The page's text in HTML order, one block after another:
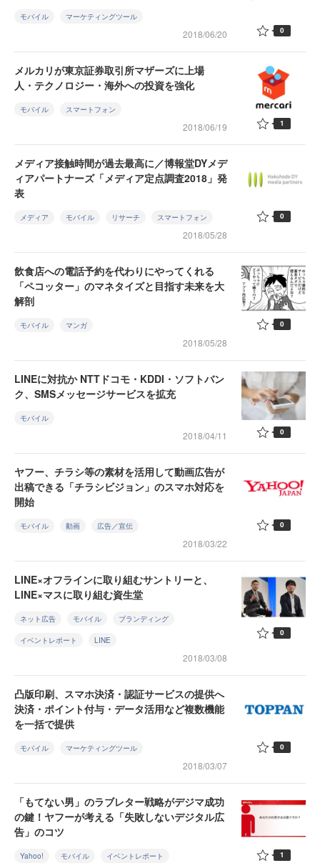
モバイル マーケティングツール
2018/06/20 0
メルカリが東京証券取引所マザーズに上場
人・テクノロジー・海外への投資を強化
モバイル スマートフォン
2018/06/19 1
メディア接触時間が過去最高に／博報堂DYメデ
ィアパートナーズ「メディア定点調査2018」発
表
メディア モバイル リサーチ スマートフォン
2018/05/28
0
飲食店への電話予約を代わりにやってくれる
「ペコッター」のマネタイズと目指す未来を大
解剖
モバイル マンガ
2018/05/28
0
LINEに対抗か NTTドコモ・KDDI・ソフトバン
ク、SMSメッセージサービスを拡充
モバイル
2018/04/11 0
ヤフー、チラシ等の素材を活用して動画広告が
出稿できる「チラシビジョン」のスマホ対応を
開始
モバイル 動画 広告／宣伝
2018/03/22
0
LINE×オフラインに取り組むサントリーと、
LINE×マスに取り組む資生堂
ネット広告 モバイル ブランディング
イベントレポート LINE
2018/03/08
0
凸版印刷、スマホ決済・認証サービスの提供へ
決済・ポイント付与・データ活用など複数機能
を一括で提供
モバイル マーケティングツール
2018/03/07
0
「もてない男」のラブレター戦略がデジマ成功
の鍵！ヤフーが考える「失敗しないデジタル広
告」のコツ
Yahoo! モバイル イベントレポート 1